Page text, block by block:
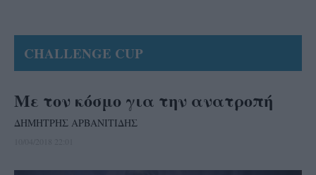
CHALLENGE CUP
Με τον κόσμο για την ανατροπή
ΔΗΜΗΤΡΗΣ ΑΡΒΑΝΙΤΙΔΗΣ